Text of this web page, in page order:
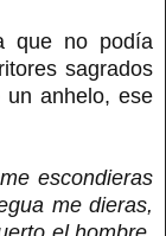
que no podía
sagrados
un anhelo, ese
escondieras
me dieras,